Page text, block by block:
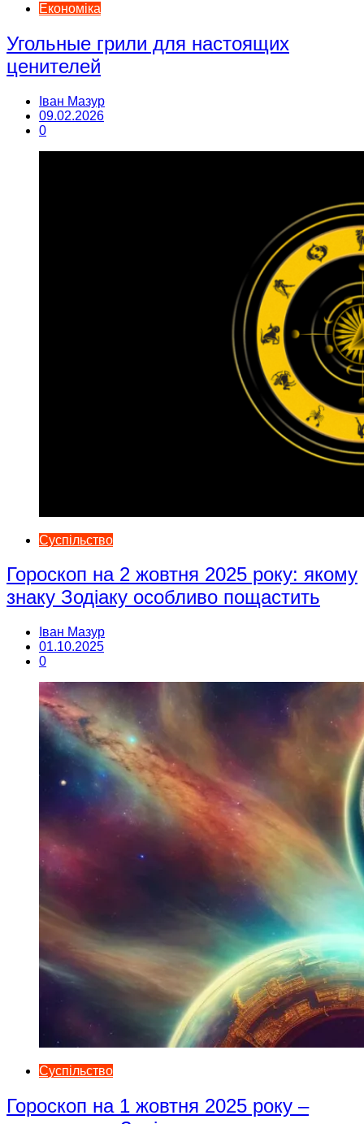
Економіка
Угольные грили для настоящих
ценителей
Іван Мазур
09.02.2026
0
Суспільство
Гороскоп на 2 жовтня 2025 року: якому
знаку Зодіаку особливо пощастить
Іван Мазур
01.10.2025
0
Суспільство
Гороскоп на 1 жовтня 2025 року –